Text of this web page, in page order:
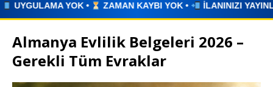
KAYBI YOK • İLANINIZI YAYINLAYIN • WHATSAPP
Almanya Evlilik Belgeleri 2026 –
Gerekli Tüm Evraklar